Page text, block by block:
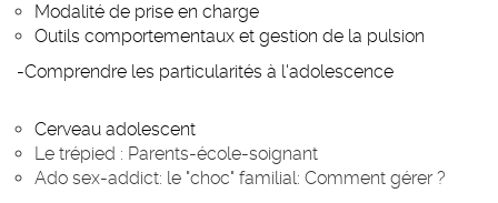
Modalité de prise en charge
Outils comportementaux et gestion de la pulsion
-Comprendre les particularités à l'adolescence
Cerveau adolescent
Le trépied : Parents-école-soignant
Ado sex-addict: le "choc" familial: Comment gérer ?